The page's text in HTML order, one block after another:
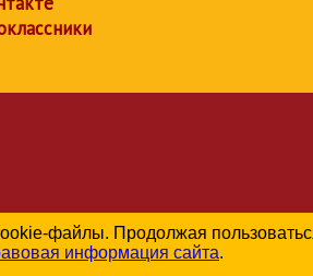
файлы. Продолжая
информация сайта.